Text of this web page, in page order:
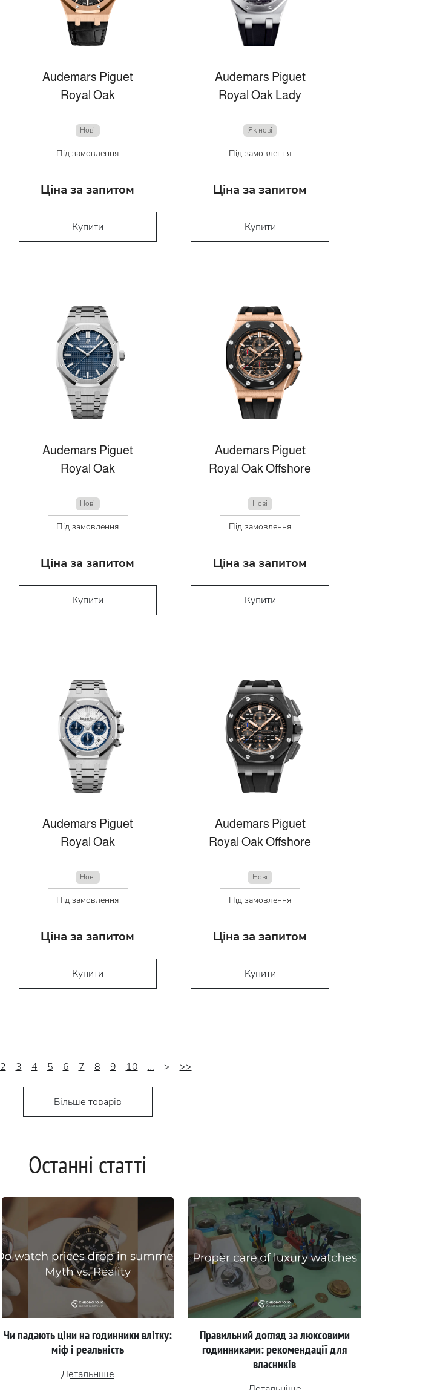
Audemars Piguet
Royal Oak
Нові
Під замовлення
Ціна за запитом
Купити
Audemars Piguet
Royal Oak Lady
Як нові
Під замовлення
Ціна за запитом
Купити
Audemars Piguet
Royal Oak
Нові
Під замовлення
Ціна за запитом
Купити
Audemars Piguet
Royal Oak Offshore
Нові
Під замовлення
Ціна за запитом
Купити
Audemars Piguet
Royal Oak
Нові
Під замовлення
Ціна за запитом
Купити
Audemars Piguet
Royal Oak Offshore
Нові
Під замовлення
Ціна за запитом
Купити
2 3 4 5 6 7 8 9 10 … > >>
Більше товарів
Останні статті
Чи падають ціни на годинники влітку:
міф і реальність
Детальніше
Правильний догляд за люксовими
годинниками: рекомендації для
власників